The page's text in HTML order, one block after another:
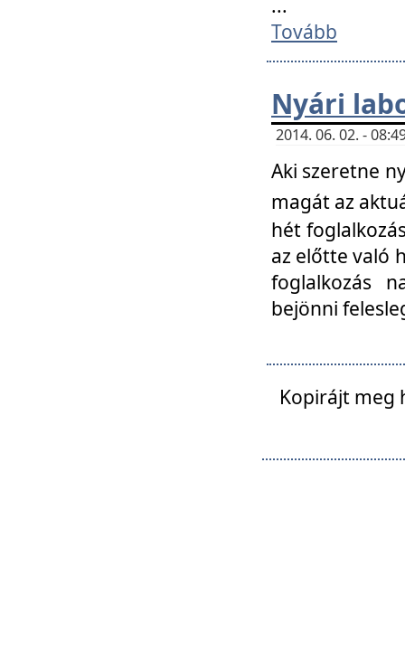
Tovább
Nyári
2014. 06. 02. -
Aki szeretne
magát az
hét
az előtte való
foglalkozás
bejönni
Kopirájt meg